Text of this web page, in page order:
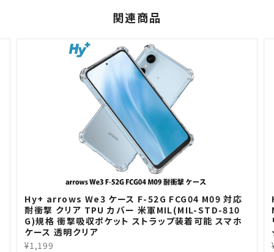
関連商品
Hy+ arrows We3 ケース F-52G FCG04 M09 対応
耐衝撃 クリア TPU カバー 米軍MIL(MIL-STD-810
G)規格 衝撃吸収ポケット ストラップ装着可能 スマホ
ケース 透明クリア
¥1,199